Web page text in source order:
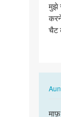
मुझे
सेक्सी
लड़की
मुझे
चैट
माफ़